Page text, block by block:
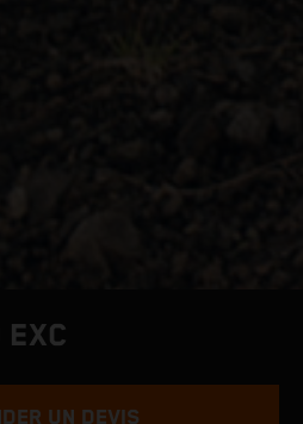
UN DEVIS